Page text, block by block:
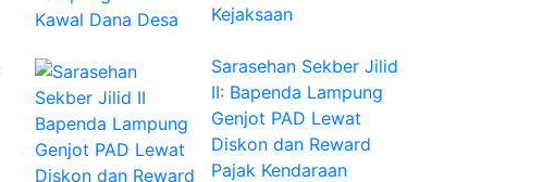
Kejaksaan
Sarasehan Sekber Jilid
II: Bapenda Lampung
Genjot PAD Lewat
Diskon dan Reward
Pajak Kendaraan